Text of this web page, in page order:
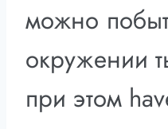
можно
окружении
при этом